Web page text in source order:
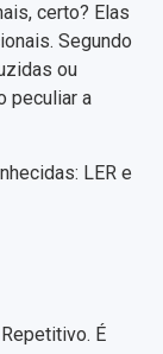
certo? Elas
Segundo
ou
peculiar a
LER e
É